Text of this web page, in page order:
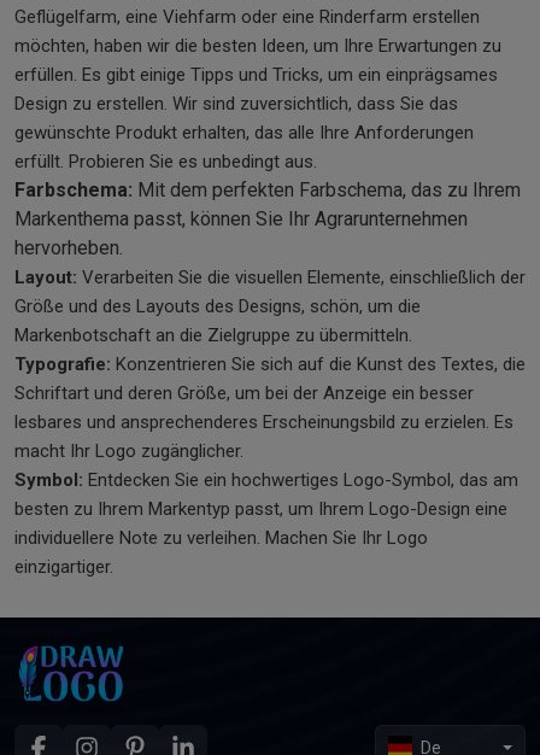
Geflügelfarm, eine Viehfarm oder eine Rinderfarm erstellen
möchten, haben wir die besten Ideen, um Ihre Erwartungen zu
erfüllen. Es gibt einige Tipps und Tricks, um ein einprägsames
Design zu erstellen. Wir sind zuversichtlich, dass Sie das
gewünschte Produkt erhalten, das alle Ihre Anforderungen
erfüllt. Probieren Sie es unbedingt aus.
Farbschema: Mit dem perfekten Farbschema, das zu Ihrem
Markenthema passt, können Sie Ihr Agrarunternehmen
hervorheben.
Layout: Verarbeiten Sie die visuellen Elemente, einschließlich der
Größe und des Layouts des Designs, schön, um die
Markenbotschaft an die Zielgruppe zu übermitteln.
Typografie: Konzentrieren Sie sich auf die Kunst des Textes, die
Schriftart und deren Größe, um bei der Anzeige ein besser
lesbares und ansprechenderes Erscheinungsbild zu erzielen. Es
macht Ihr Logo zugänglicher.
Symbol: Entdecken Sie ein hochwertiges Logo-Symbol, das am
besten zu Ihrem Markentyp passt, um Ihrem Logo-Design eine
individuellere Note zu verleihen. Machen Sie Ihr Logo
einzigartiger.
De